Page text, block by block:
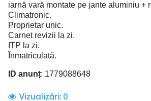
iarnă vară montate pe jante aluminiu +
Climatronic.
Proprietar unic.
Carnet revizii la zi.
ITP la zi.
Înmatriculată.
ID anunț: 1779088648
Vizualizări: 0